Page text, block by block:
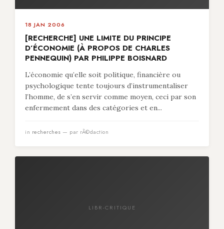
18 JAN 2006
[RECHERCHE] UNE LIMITE DU PRINCIPE
D’ÉCONOMIE (À PROPOS DE CHARLES
PENNEQUIN) PAR PHILIPPE BOISNARD
L’économie qu’elle soit politique, financière ou
psychologique tente toujours d’instrumentaliser
l’homme, de s’en servir comme moyen, ceci par son
enfermement dans des catégories et en...
in recherches — par rÃ©daction
LIBR-CRITIQUE